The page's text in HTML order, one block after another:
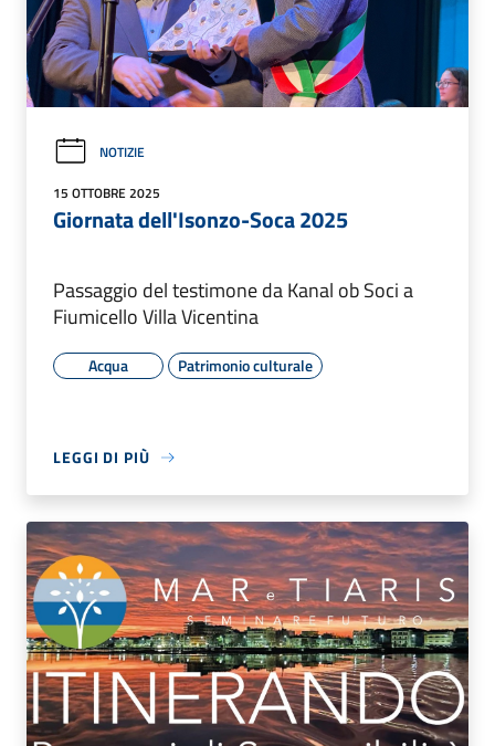
NOTIZIE
15 OTTOBRE 2025
Giornata dell'Isonzo-Soca 2025
Passaggio del testimone da Kanal ob Soci a
Fiumicello Villa Vicentina
Acqua Patrimonio culturale
LEGGI DI PIÙ